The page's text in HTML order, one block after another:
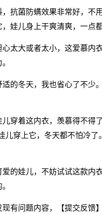
抗菌防螨效果非常好，不
娃儿身上干爽清爽，一点
太大或者太小，这爱慕内
的冬天，我也省心了不少
穿着这内衣，羡慕得不得
穿上它，冬天都不怕冷了
的娃儿，不妨试试这款内
有问题内容， 【提交反馈】